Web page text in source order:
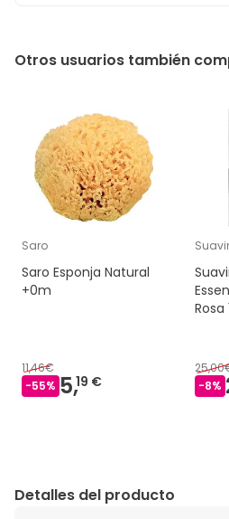
Otros usuarios también
Saro
Saro Esponja Natural
+0m
11,46€
-55% 5,19 €
Rosa
-8%
Detalles del producto